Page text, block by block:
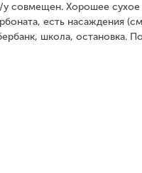
у совмещен. Хорошее
есть насаждения
школа, остановка.